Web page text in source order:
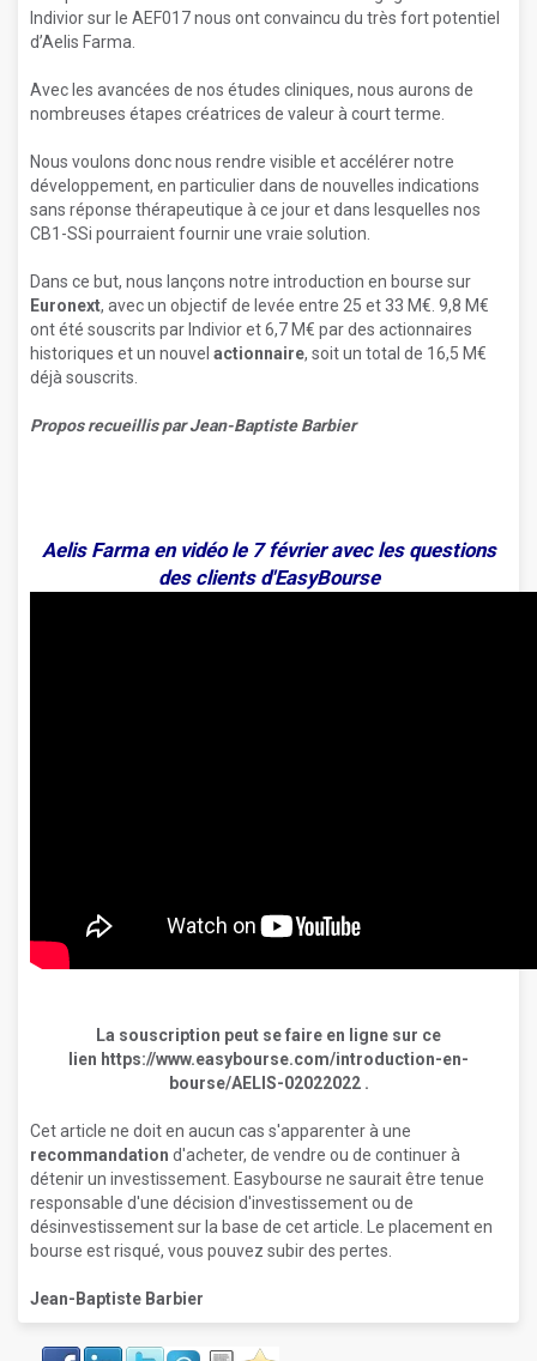
Indivior sur le AEF017 nous ont convaincu du très fort potentiel
d’Aelis Farma.
Avec les avancées de nos études cliniques, nous aurons de
nombreuses étapes créatrices de valeur à court terme.
Nous voulons donc nous rendre visible et accélérer notre
développement, en particulier dans de nouvelles indications
sans réponse thérapeutique à ce jour et dans lesquelles nos
CB1-SSi pourraient fournir une vraie solution.
Dans ce but, nous lançons notre introduction en bourse sur
Euronext, avec un objectif de levée entre 25 et 33 M€. 9,8 M
ont été souscrits par Indivior et 6,7 M€ par des actionnaires
historiques et un nouvel actionnaire, soit un total de 16,5 M
déjà souscrits.
Propos recueillis par Jean-Baptiste Barbier
Aelis Farma en vidéo le 7 février avec les questions
des clients d'EasyBourse
La souscription peut se faire en ligne sur ce
lien https://www.easybourse.com/introduction-en-
bourse/AELIS-02022022 .
Cet article ne doit en aucun cas s'apparenter à une
recommandation d'acheter, de vendre ou de continuer à
détenir un investissement. Easybourse ne saurait être tenue
responsable d'une décision d'investissement ou de
désinvestissement sur la base de cet article. Le placement en
bourse est risqué, vous pouvez subir des pertes.
Jean-Baptiste Barbier
Face
LinkIn Twitter Envoyer ImprimerFavoris